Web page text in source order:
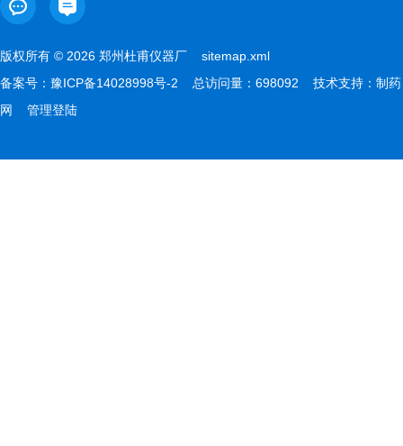
版权所有 © 2026 郑州杜甫仪器厂 sitemap.xml
备案号： 豫ICP备14028998号-2 总访问量：698092 技术支持： 制药
网
管理登陆